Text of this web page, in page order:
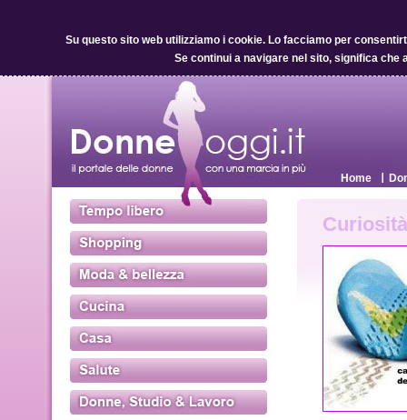
Su questo sito web utilizziamo i cookie.Lo facciamo per
Se continui a navigare nel sito, significa che
Home